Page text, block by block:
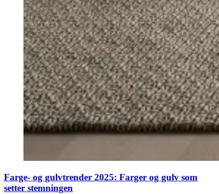
Farge- og gulvtrender 2025: Farger og gulv som
setter stemningen